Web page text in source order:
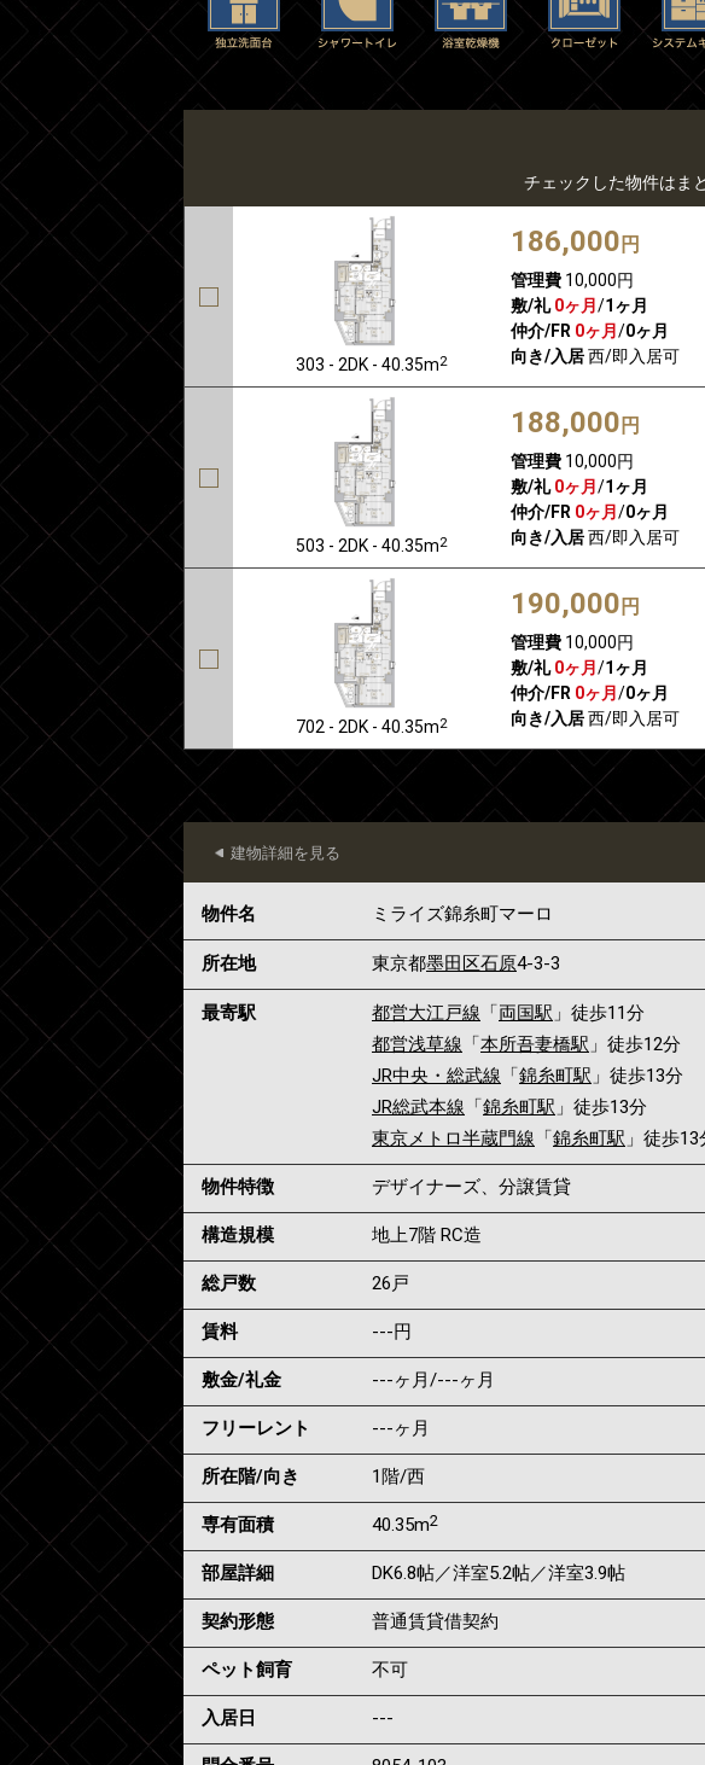
チェックした物件はま
303 - 2DK - 40.35m2
186,000 円
管理費10,000円
敷/礼 0ヶ月 /1ヶ月
仲介/FR 0ヶ月 /0ヶ月
向き/入居西/即入居可
503 - 2DK - 40.35m2
188,000 円
管理費10,000円
敷/礼 0ヶ月 /1ヶ月
仲介/FR 0ヶ月 /0ヶ月
向き/入居西/即入居可
702 - 2DK - 40.35m2
190,000 円
管理費10,000円
敷/礼 0ヶ月 /1ヶ月
仲介/FR 0ヶ月 /0ヶ月
向き/入居西/即入居可
建物詳細を見る
物件名 ミライズ錦糸町マーロ
所在地 東京都墨田区石原4-3-3
最寄駅 都営大江戸線 「両国駅 」徒歩11分
都営浅草線 「本所吾妻橋駅 」徒歩12分
JR中央・総武線 「錦糸町駅 」徒歩13分
JR総武本線 「錦糸町駅 」徒歩13分
東京メトロ半蔵門線 「錦糸町駅 」徒歩13
物件特徴 デザイナーズ、分譲賃貸
構造規模 地上7階 RC造
総戸数 26戸
賃料 ---円
敷金/礼金 ---ヶ月/---ヶ月
フリーレント ---ヶ月
所在階/向き 1階/西
専有面積 40.35m2
部屋詳細 DK6.8帖／洋室5.2帖／洋室3.9帖
契約形態 普通賃貸借契約
ペット飼育 不可
入居日 ---